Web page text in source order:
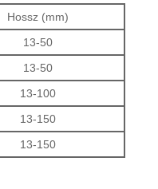
Hossz (mm)
13-50
13-50
13-100
13-150
13-150